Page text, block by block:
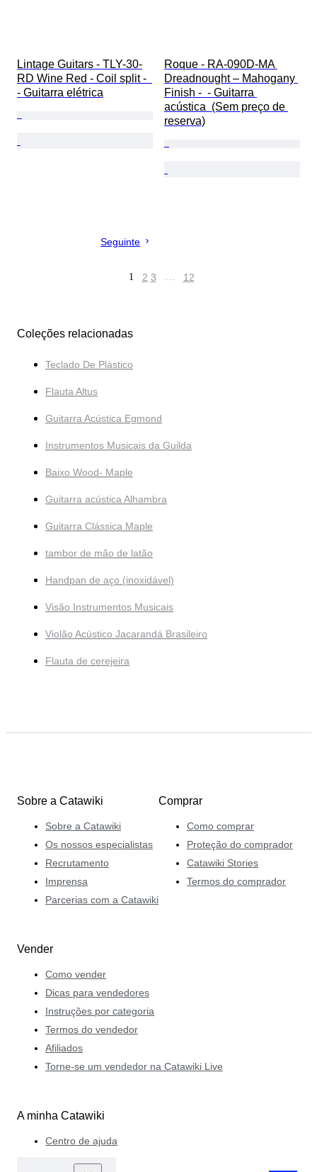
Lintage Guitars - TLY-30-
RD Wine Red - Coil split -
- Guitarra elétrica
Roque - RA-090D-MA
Dreadnought – Mahogany
Finish -  - Guitarra
acústica  (Sem preço de
reserva)
Seguinte
1 2 3 … 12
Coleções relacionadas
Teclado De Plástico
Flauta Altus
Guitarra Acústica Egmond
Instrumentos Musicais da Guilda
Baixo Wood- Maple
Guitarra acústica Alhambra
Guitarra Clássica Maple
tambor de mão de latão
Handpan de aço (inoxidável)
Visão Instrumentos Musicais
Violão Acústico Jacarandá Brasileiro
Flauta de cerejeira
Sobre a Catawiki
Sobre a Catawiki
Os nossos especialistas
Recrutamento
Imprensa
Parcerias com a Catawiki
Comprar
Como comprar
Proteção do comprador
Catawiki Stories
Termos do comprador
Vender
Como vender
Dicas para vendedores
Instruções por categoria
Termos do vendedor
Afiliados
Torne-se um vendedor na Catawiki Live
A minha Catawiki
Centro de ajuda